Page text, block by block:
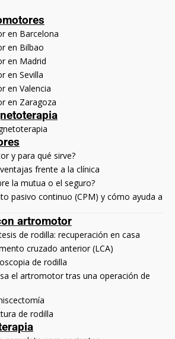
en Barcelona
en Bilbao
en Madrid
en Sevilla
en Valencia
en Zaragoza
y para qué sirve?
frente a la clínica
la mutua o el seguro?
pasivo continuo (CPM) y cómo ayuda a
artromotor
de rodilla: recuperación en casa
cruzado anterior (LCA)
de rodilla
el artromotor tras una operación de
de rodilla